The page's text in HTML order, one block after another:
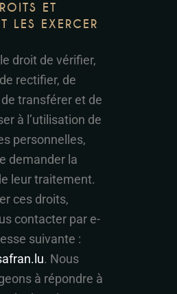
ET
LES EXERCER
droit de vérifier,
rectifier, de
transférer et de
à l’utilisation de
personnelles,
demander la
leur traitement.
ces droits,
contacter par e-
suivante :
. Nous
à répondre à